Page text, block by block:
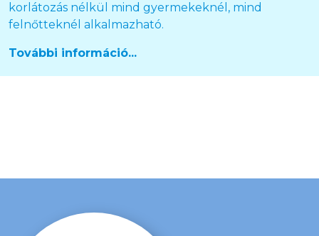
korlátozás nélkül mind gyermekeknél, mind
felnőtteknél alkalmazható.
További információ...